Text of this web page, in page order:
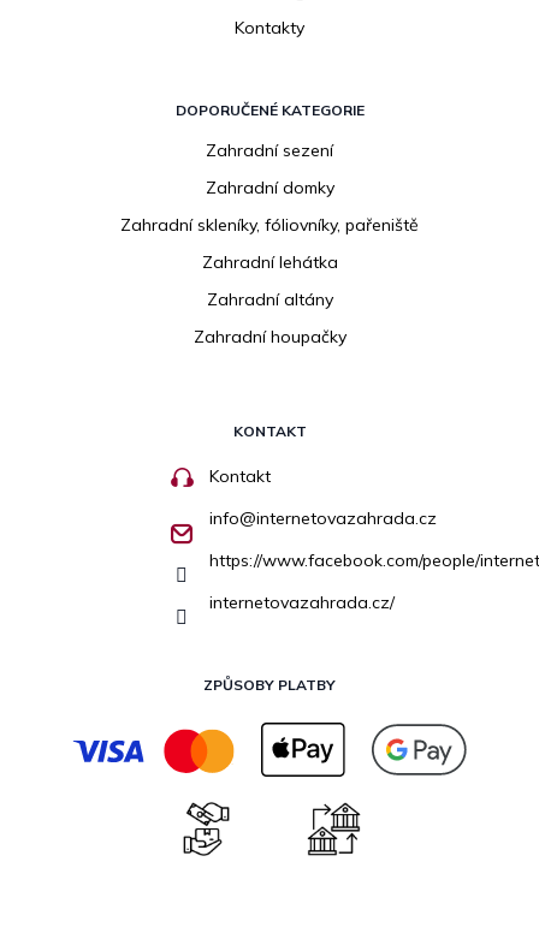
Kontakty
DOPORUČENÉ KATEGORIE
Zahradní sezení
Zahradní domky
Zahradní skleníky, fóliovníky, pařeniště
Zahradní lehátka
Zahradní altány
Zahradní houpačky
KONTAKT
Kontakt
info@internetovazahrada.cz
https://www.facebook.com/people/
internetovazahrada.cz/
ZPŮSOBY PLATBY